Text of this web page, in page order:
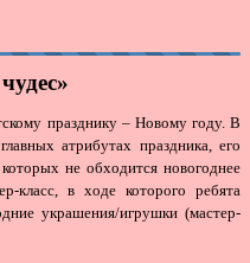
празднику – Новому году. В
атрибутах праздника, его
не обходится новогоднее
класс, в ходе которого ребята
украшения/игрушки (мастер-